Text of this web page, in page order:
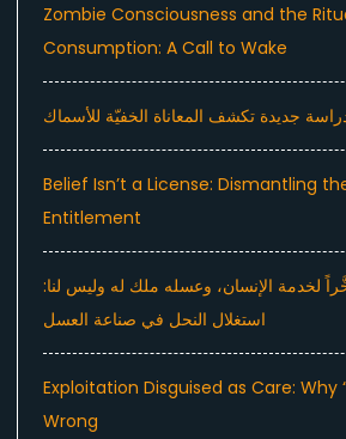
Zombie Consciousness and the
Consumption: A Call to Wake
جديدة تكشف المعاناة الخفيّة للأسماك
Belief Isn’t a License: Dismantling
Entitlement
لخدمة الإنسان، وعسله ملك له وليس لنا:
استغلال النحل في صناعة العسل
Exploitation Disguised as Care: Why
Wrong